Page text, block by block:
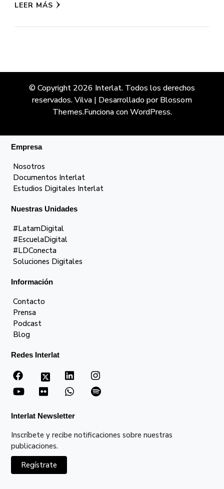
LEER MÁS
© Copyright 2026 Interlat. Todos los derechos
reservados.Vilva | Desarrollado porBlossom
Themes.Funciona conWordPress.
Empresa
Nosotros
Documentos Interlat
Estudios Digitales Interlat
Nuestras Unidades
#LatamDigital
#EscuelaDigital
#LDConecta
Soluciones Digitales
Información
Contacto
Prensa
Podcast
Blog
Redes Interlat
Interlat Newsletter
Inscríbete y recibe notificaciones sobre nuestras
publicaciones.
Regístrate